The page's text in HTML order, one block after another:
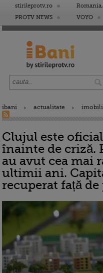
stirileprotv.ro
PROTV NEWS
VOYO
ibani actualitate
Clujul este
înainte de criză.
au avut cea mai
ultimii ani.
recuperat față